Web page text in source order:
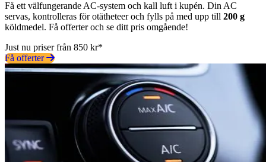
Få ett välfungerande AC-system och kall luft i kupén. Din AC
servas, kontrolleras för otätheteer och fylls på med upp till 200 g
köldmedel. Få offerter och se ditt pris omgående!
Just nu priser från 850 kr*
Få offerter